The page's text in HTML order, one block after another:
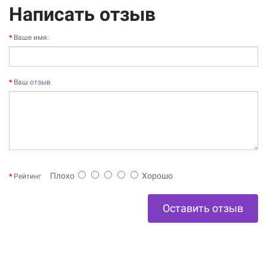
Написать отзыв
Ваше имя:
Ваш отзыв
Рейтинг Плохо Хорошо
Оставить отзыв